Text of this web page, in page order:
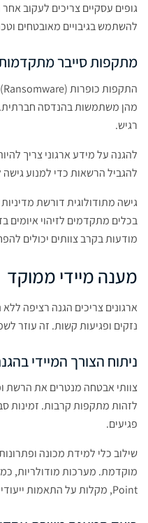
גופים עסקיים צריכים לעקוב
להשתמש בגיבויים מאובטחים
מתקפות סייבר
מהן משתמשות בהנדסה
רגיש.
להגנה על מידע ארגוני צריך
להגביל הרשאות כדי למנוע
גישה מתודולוגית דורשת
בכלים מתקדמים לזיהוי איומים
מודעות בקרב צוותים יכולים
מענה מיידי ממוקד
ארגונים צריכים הגנה רציפה
נזקים ופגיעות קשות. זה עוזר
ניתוח הצורך המיידי
צוותי אבטחה מנטרים את הרשת
לזהות מתקפות קרבות. זמינות
פגיעים.
שילוב כלי למידת מכונה
Point, מקלות על התאמות ייעודיות לאיומים המשתנים.